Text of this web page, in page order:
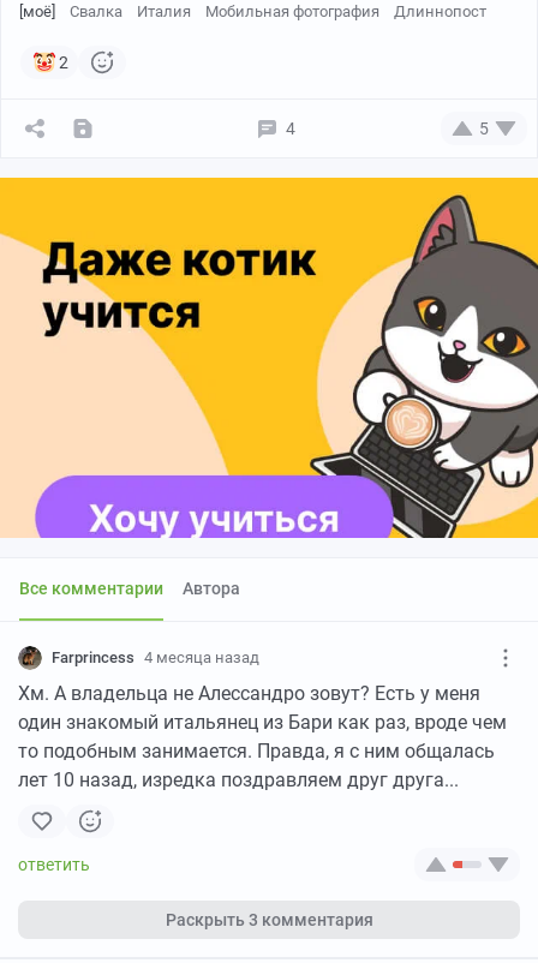
[моё] Свалка Италия Мобильная фотография Длиннопост
2
4 5
Все комментарии Автора
Farprincess 4 месяца назад
Хм. А владельца не Алессандро зовут? Есть у меня
один знакомый итальянец из Бари как раз, вроде чем
то подобным занимается. Правда, я с ним общалась
лет 10 назад, изредка поздравляем друг друга...
Раскрыть3 комментария